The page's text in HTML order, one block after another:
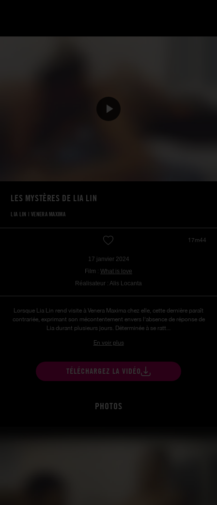
LES MYSTÈRES DE LIA LIN
LIA LIN |VENERA MAXIMA
17m44
17 janvier 2024
Film : What is love
Réalisateur : Alis Locanta
Lorsque Lia Lin rend visite à Venera Maxima chez elle, cette dernière paraît
contrariée, exprimant son mécontentement envers l'absence de réponse de
Lia durant plusieurs jours. Déterminée à se ratt...
En voir plus
TÉLÉCHARGEZ LA VIDÉO
PHOTOS